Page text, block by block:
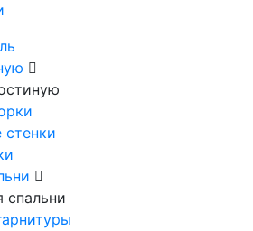
спальни